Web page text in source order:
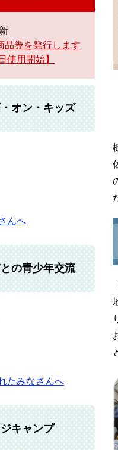
品券を発行します
使用開始】
オン・キッズ
んへ
の青少年交流
たみなさんへ
キャンプ